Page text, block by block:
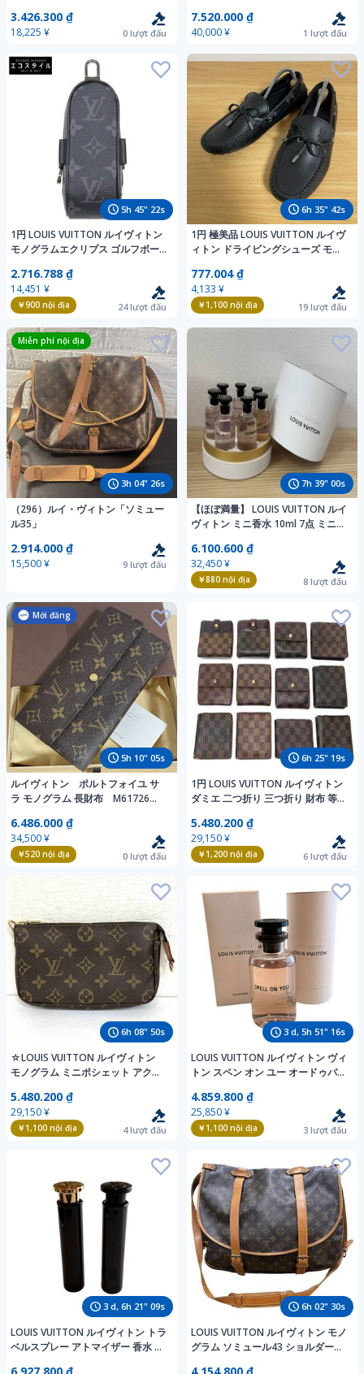
3.426.300 ₫
18,225 ¥ 0 lượt đấu
7.520.000 ₫
40,000 ¥ 1 lượt đấu
5h 45" 21s
1円 LOUIS VUITTON ルイヴィトン
モノグラムエクリプス ゴルフボー
2.716.788 ₫
14,451 ¥
￥900nội địa 24lượt đấu
6h 35" 41s
1円 極美品 LOUIS VUITTON ルイヴ
ィトン ドライビングシューズ モカ
ラック 黒 7 26cm相当 ND0133
10857
777.004 ₫
4,133 ¥
￥1,100nội địa 19 lượt đấu
3h 04" 25s
Miễn phí nội địa
（296）ルイ・ヴィトン「ソミュー
ル35」
2.914.000 ₫
15,500 ¥ 9 lượt đấu
7h 38" 59s
【ほぼ満量】 LOUIS VUITTON ルイ
ヴィトン ミニ香水 10ml 7点 ミニチ
6.100.600 ₫
32,450 ¥
￥880nội địa 8 lượt đấu
5h 10" 04s
Mới đăng
ルイヴィトン ポルトフォイユ サ
ラ モノグラム 長財布 M61726
6.486.000 ₫
34,500 ¥
￥520nội địa 0 lượt đấu
6h 25" 18s
1円 LOUIS VUITTON ルイヴィトン
ダミエ 二つ折り 三つ折り 財布 等
入れ 12点セット まとめ売り
DB5051
5.480.200 ₫
29,150 ¥
￥1,200nội địa 6 lượt đấu
6h 08" 49s
☆LOUIS VUITTON ルイヴィトン
モノグラム ミニポシェット アクセ
ウン系 M58009 チェーン無し
5.480.200 ₫
29,150 ¥
￥1,100nội địa 4lượt đấu
3 d, 5h 51" 15s
LOUIS VUITTON ルイヴィトン ヴィ
トン スペン オン ユー オードゥパル
4.859.800 ₫
25,850 ¥
￥1,100nội địa 3 lượt đấu
3 d, 6h 21" 08s
LOUIS VUITTON ルイヴィトン トラ
ベルスプレー アトマイザー 香水 ケ
6h 02" 29s
LOUIS VUITTON ルイヴィトン モノ
グラム ソミュール43 ショルダーバ